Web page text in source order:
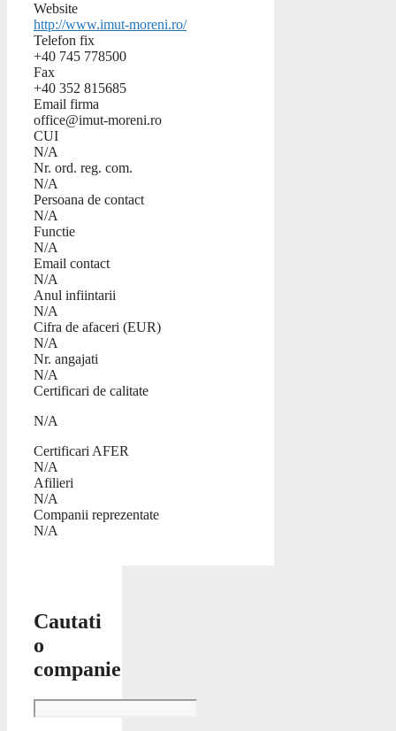
Website
http://www.imut-moreni.ro/
Telefon fix
+40 745 778500
Fax
+40 352 815685
Email firma
office@imut-moreni.ro
CUI
N/A
Nr. ord. reg. com.
N/A
Persoana de contact
N/A
Functie
N/A
Email contact
N/A
Anul infiintarii
N/A
Cifra de afaceri (EUR)
N/A
Nr. angajati
N/A
Certificari de calitate
N/A
Certificari AFER
N/A
Afilieri
N/A
Companii reprezentate
N/A
Cautati
o
companie